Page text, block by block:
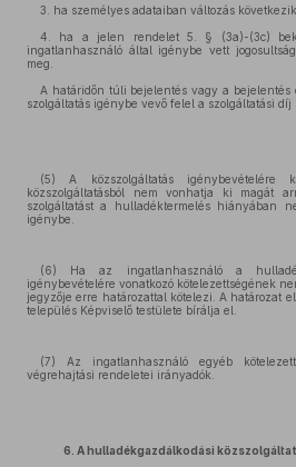
3. ha személyes adataiban változás következik
4. ha a jelen rendelet 5. § (3a)-(3c)
ingatlanhasználó által igénybe vett
meg.
A határidőn túli bejelentés vagy a bejelentés
szolgáltatás igénybe vevő felel a szolgáltatási díj
(5) A közszolgáltatás igénybevételére
közszolgáltatásból nem vonhatja ki magát
szolgáltatást a hulladéktermelés hiányában
igénybe.
(6) Ha az ingatlanhasználó a
igénybevételére vonatkozó kötelezettségének
jegyzője erre határozattal kötelezi. A határozat
település Képviselő testülete bírálja el.
(7) Az ingatlanhasználó egyéb
végrehajtási rendeletei irányadók.
6. A hulladékgazdálkodási